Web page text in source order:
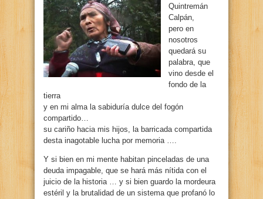
Quintremán
Calpán,
pero en
nosotros
quedará su
palabra, que
vino desde el
fondo de la
tierra
y en mi alma la sabiduría dulce del fogón
compartido…
su cariño hacia mis hijos, la barricada compartida
desta inagotable lucha por memoria ….
Y si bien en mi mente habitan pinceladas de una
deuda impagable, que se hará más nítida con el
juicio de la historia … y si bien guardo la mordeura
estéril y la brutalidad de un sistema que profanó lo